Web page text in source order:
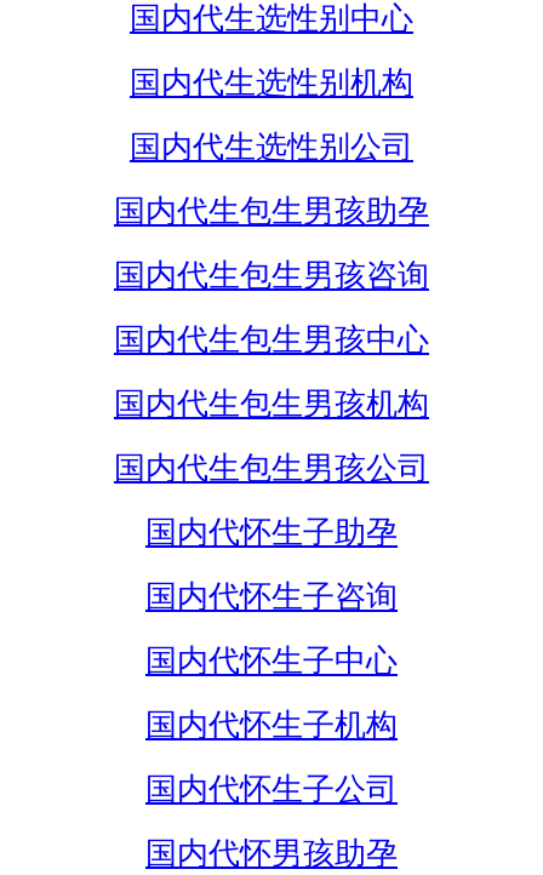
国内代生选性别中心
国内代生选性别机构
国内代生选性别公司
国内代生包生男孩助孕
国内代生包生男孩咨询
国内代生包生男孩中心
国内代生包生男孩机构
国内代生包生男孩公司
国内代怀生子助孕
国内代怀生子咨询
国内代怀生子中心
国内代怀生子机构
国内代怀生子公司
国内代怀男孩助孕